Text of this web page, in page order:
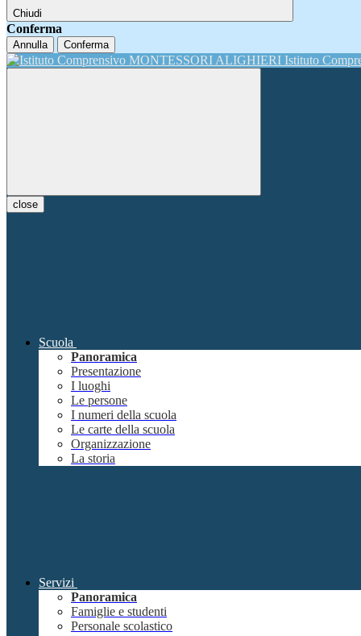
Chiudi
Conferma
Annulla Conferma
Istituto
close
Scuola
Panoramica
Presentazione
I luoghi
Le persone
I numeri della scuola
Le carte della scuola
Organizzazione
La storia
Servizi
Panoramica
Famiglie e studenti
Personale scolastico